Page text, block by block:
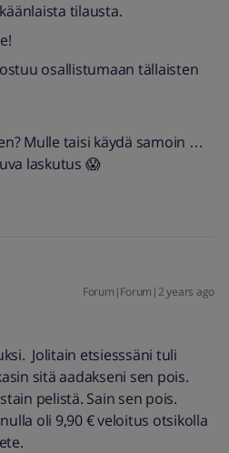
tilausta.
osallistumaan tällaisten
Mulle taisi käydä samoin …
laskutus 😱
Forum|Forum|2 years ago
Jolitain etsiesssäni tuli
sitä aadakseni sen pois.
pelistä. Sain sen pois.
oli 9,90 € veloitus otsikolla